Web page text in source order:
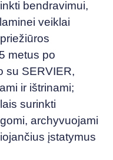
bendravimui,
veiklai
metus po
su SERVIER,
ir ištrinami;
surinkti
archyvuojami
įstatymus